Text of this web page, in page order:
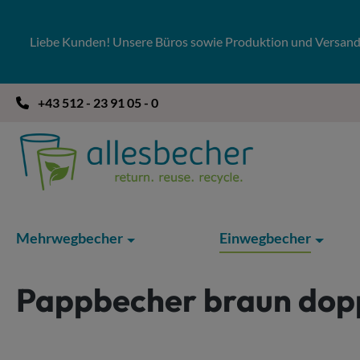
Liebe Kunden! Unsere Büros sowie Produktion und
+43 512 - 23 91 05 - 0
Mehrwegbecher Einwegbecher
Pappbecher braun